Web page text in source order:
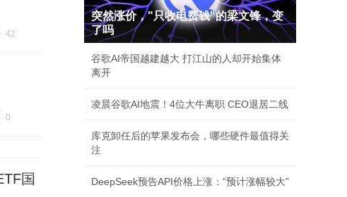
42
0
国
突然涨价，"只收电费钱"的梁文锋，变
了吗
谷歌AI帝国越建越大 打江山的人却开始集体
离开
凌晨谷歌AI地震！4位大牛离职 CEO退居二线
库克卸任后的苹果发布会，哪些硬件最值得关
注
DeepSeek预告API价格上涨：“预计涨幅较大”